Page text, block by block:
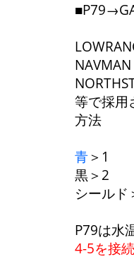
NAVMAN
等で採用
方法
青＞1
黒＞2
シールド
P79は水
4-5を接続